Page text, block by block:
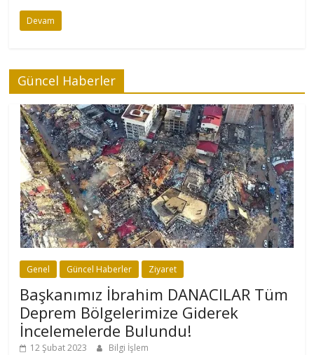
Devam
Güncel Haberler
Genel Güncel Haberler Ziyaret
Başkanımız İbrahim DANACILAR Tüm
Deprem Bölgelerimize Giderek
İncelemelerde Bulundu!
12 Şubat 2023 Bilgi İşlem